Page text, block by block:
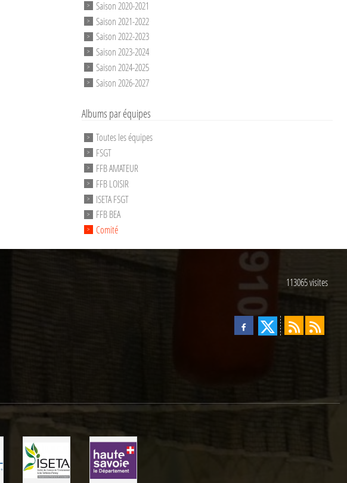
Saison 2020-2021
Saison 2021-2022
Saison 2022-2023
Saison 2023-2024
Saison 2024-2025
Saison 2026-2027
Albums par équipes
Toutes les équipes
FSGT
FFB AMATEUR
FFB LOISIR
ISETA FSGT
FFB BEA
Comité
113065visites